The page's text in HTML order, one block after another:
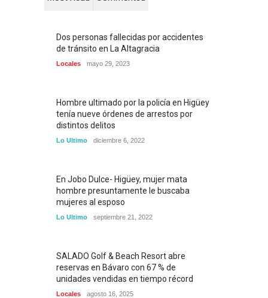
Dos personas fallecidas por accidentes
de tránsito en La Altagracia
Locales mayo 29, 2023
Hombre ultimado por la policía en Higüey
tenía nueve órdenes de arrestos por
distintos delitos
Lo Ultimo diciembre 6, 2022
En Jobo Dulce- Higüey, mujer mata
hombre presuntamente le buscaba
mujeres al esposo
Lo Ultimo septiembre 21, 2022
SALADO Golf & Beach Resort abre
reservas en Bávaro con 67 % de
unidades vendidas en tiempo récord
Locales agosto 16, 2025